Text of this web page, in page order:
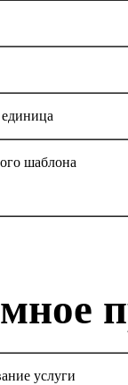
шаблона
услуги